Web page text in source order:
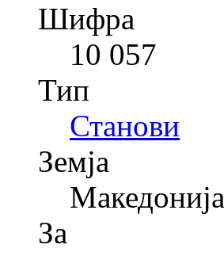
Шифра
10 057
Тип
Станови
Земја
Македонија
За